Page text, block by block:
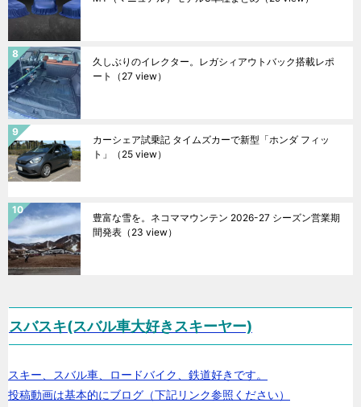
久しぶりのイレクター。レガシィアウトバック搭載レポ
ート
（27 view）
カーシェア試乗記 タイムズカーで新型「ホンダ フィッ
ト」
（25 view）
豊富な雪を。ネコママウンテン 2026-27 シーズン営業期
間発表 （23 view）
スバスキ(スバル車大好きスキーヤー)
スキー、スバル車、ロードバイク、鉄道好きです。
投稿動画は基本的にブログ（下記リンク参照ください）